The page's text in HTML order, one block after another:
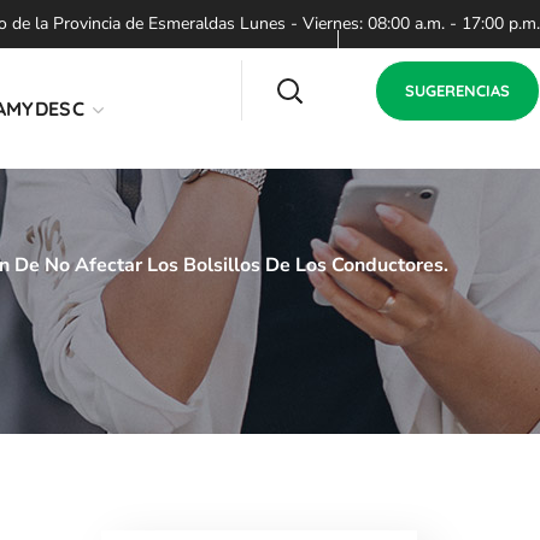
la Provincia de Esmeraldas Lunes - Viernes: 08:00 a.m. - 17:00 p.m.
SUGERENCIAS
De No Afectar Los Bolsillos De Los Conductores.